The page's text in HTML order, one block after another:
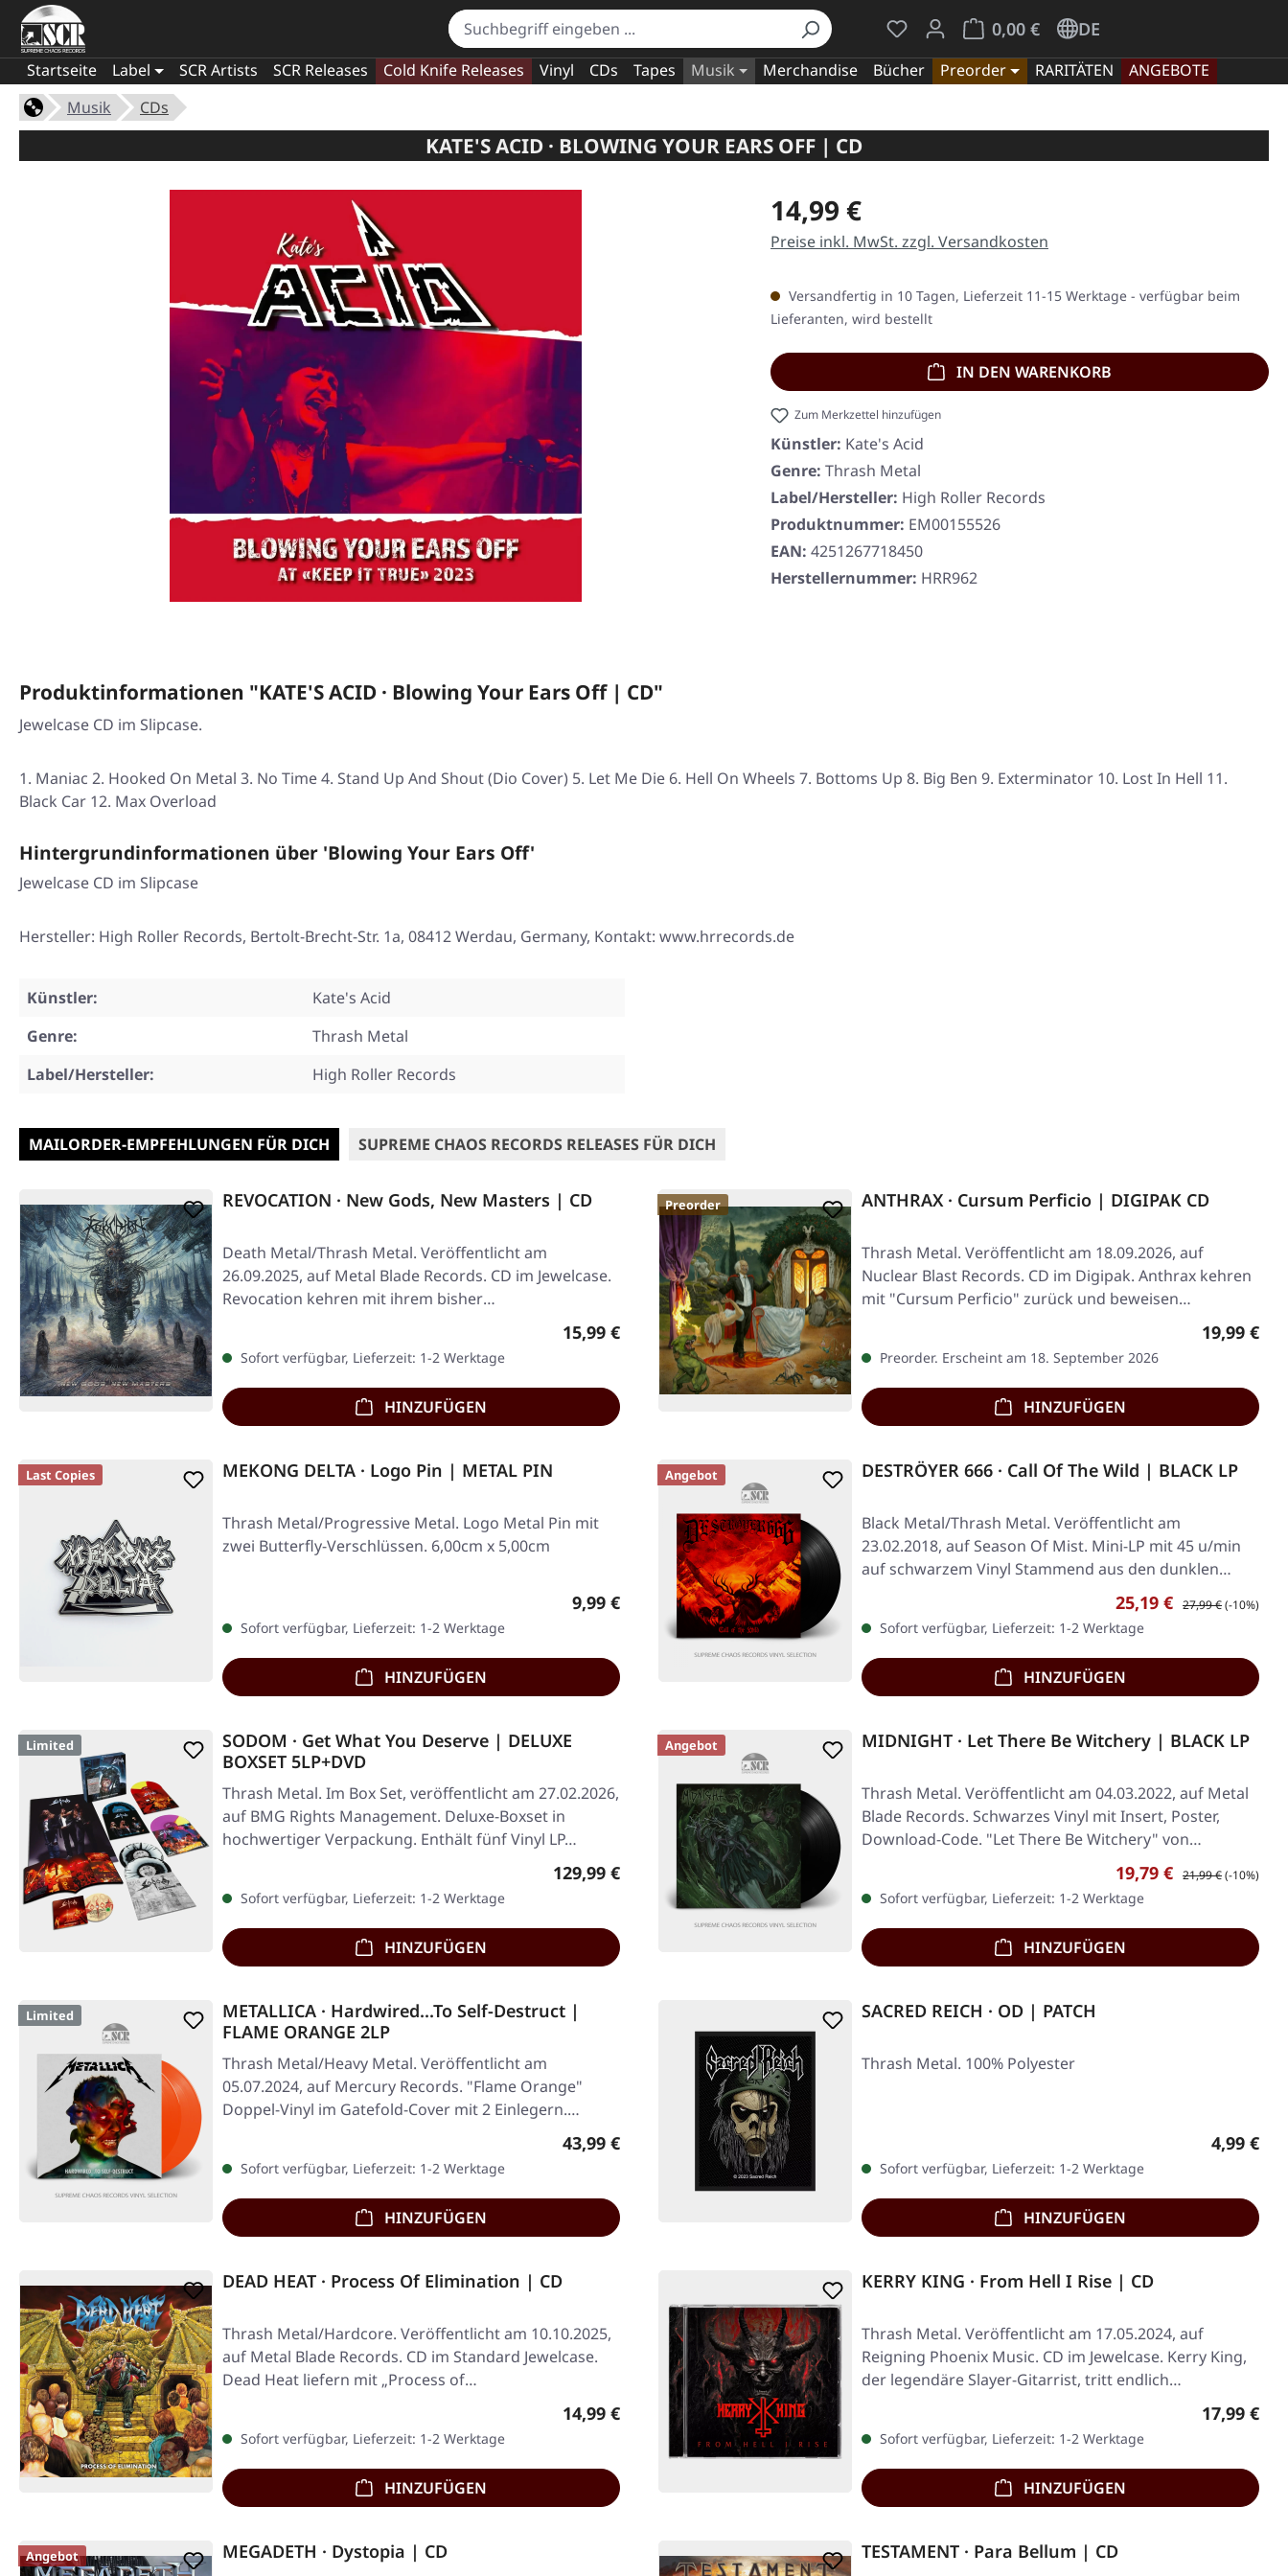
Du hast 0 Produkte auf dem Merkzettel
0,00 €
Warenkorb enthält 0 Positionen. Der
DE
Startseite Label SCR Artists SCR Releases Cold Knife Releases Vinyl CDs Tapes Musik Merchandise Bücher Preorder RARITÄTEN
ANGEBOTE
Musik
CDs
KATE'S ACID · BLOWING YOUR EARS OFF | CD
Regulärer Preis:
14,99 €
Preise inkl. MwSt. zzgl. Versandkosten
Versandfertig in 10 Tagen, Lieferzeit 11-15 Werktage - verfügbar beim
Lieferanten, wird bestellt
IN DEN WARENKORB
Zum Merkzettel hinzufügen
Künstler: Kate's Acid
Genre: Thrash Metal
Label/Hersteller: High Roller Records
Produktnummer: EM00155526
EAN: 4251267718450
Herstellernummer: HRR962
Produktinformationen "KATE'S ACID · Blowing Your Ears Off | CD"
Jewelcase CD im Slipcase.
Maniac 2. Hooked On Metal 3. No Time 4. Stand Up And Shout (Dio Cover) 5. Let Me Die 6. Hell On Wheels 7. Bottoms Up 8. Big Ben 9. Exterminator 10. Lost In Hell 11.
Black Car 12. Max Overload
Hintergrundinformationen über 'Blowing Your Ears Off'
Jewelcase CD im Slipcase
Hersteller: High Roller Records, Bertolt-Brecht-Str. 1a, 08412 Werdau, Germany, Kontakt: www.hrrecords.de
Künstler:
Kate's Acid
Genre:
Thrash Metal
Label/Hersteller:
High Roller Records
MAILORDER-EMPFEHLUNGEN FÜR DICH SUPREME CHAOS RECORDS RELEASES FÜR DICH
REVOCATION · New Gods, New Masters | CD
Death Metal/Thrash Metal. Veröffentlicht am
26.09.2025, auf Metal Blade Records. CD im Jewelcase.
Revocation kehren mit ihrem bisher
Regulärer Preis:
15,99 €
Sofort verfügbar, Lieferzeit: 1-2 Werktage
HINZUFÜGEN
Preorder ANTHRAX · Cursum Perficio | DIGIPAK CD
Thrash Metal. Veröffentlicht am 18.09.2026, auf
Nuclear Blast Records. CD im Digipak. Anthrax kehren
mit "Cursum Perficio" zurück und beweisen…
Regulärer
19,99 €
Preorder. Erscheint am 18. September 2026
HINZUFÜGEN
Last Copies MEKONG DELTA · Logo Pin | METAL PIN
Thrash Metal/Progressive Metal. Logo Metal Pin mit
zwei Butterfly-Verschlüssen. 6,00cm x 5,00cm
Regulärer Preis:
9,99 €
Sofort verfügbar, Lieferzeit: 1-2 Werktage
HINZUFÜGEN
Angebot DESTRÖYER 666 · Call Of The Wild | BLACK LP
Black Metal/Thrash Metal. Veröffentlicht am
23.02.2018, auf Season Of Mist. Mini-LP mit 45 u/min
auf schwarzem Vinyl Stammend aus den dunklen
Verkaufspreis:
25,19 € Regulärer Preis:
27,99 €(-10%)
Sofort verfügbar, Lieferzeit: 1-2 Werktage
HINZUFÜGEN
Limited
SODOM · Get What You Deserve | DELUXE
BOXSET 5LP+DVD
Thrash Metal. Im Box Set, veröffentlicht am 27.02.2026,
auf BMG Rights Management. Deluxe-Boxset in
hochwertiger Verpackung. Enthält fünf Vinyl LP…
Regulärer Preis:
129,99 €
Sofort verfügbar, Lieferzeit: 1-2 Werktage
HINZUFÜGEN
Angebot MIDNIGHT · Let There Be Witchery | BLACK LP
Thrash Metal. Veröffentlicht am 04.03.2022, auf Metal
Blade Records. Schwarzes Vinyl mit Insert, Poster,
Download-Code. "Let There Be Witchery" von…
Verkaufspreis:
19,79 € Regulärer Preis:
21,99 €(-10%)
Sofort verfügbar, Lieferzeit: 1-2 Werktage
HINZUFÜGEN
Limited
METALLICA · Hardwired...To Self-Destruct |
FLAME ORANGE 2LP
Thrash Metal/Heavy Metal. Veröffentlicht am
05.07.2024, auf Mercury Records. "Flame Orange"
Doppel-Vinyl im Gatefold-Cover mit 2 Einlegern.…
Regulärer Preis:
43,99 €
Sofort verfügbar, Lieferzeit: 1-2 Werktage
HINZUFÜGEN
SACRED REICH · OD | PATCH
Thrash Metal. 100% Polyester
4,99 €
Sofort verfügbar, Lieferzeit: 1-2 Werktage
HINZUFÜGEN
DEAD HEAT · Process Of Elimination | CD
Thrash Metal/Hardcore. Veröffentlicht am 10.10.2025,
auf Metal Blade Records. CD im Standard Jewelcase.
Dead Heat liefern mit „Process of…
Regulärer Preis:
14,99 €
Sofort verfügbar, Lieferzeit: 1-2 Werktage
HINZUFÜGEN
KERRY KING · From Hell I Rise | CD
Thrash Metal. Veröffentlicht am 17.05.2024, auf
Reigning Phoenix Music. CD im Jewelcase. Kerry King,
der legendäre Slayer-Gitarrist, tritt endlich…
Regulärer
17,99 €
Sofort verfügbar, Lieferzeit: 1-2 Werktage
HINZUFÜGEN
Angebot MEGADETH · Dystopia | CD TESTAMENT · Para Bellum | CD